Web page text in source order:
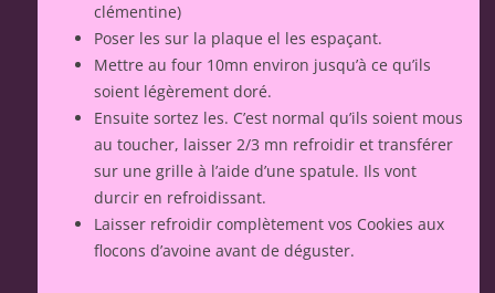
clémentine)
Poser les sur la plaque el les espaçant.
Mettre au four 10mn environ jusqu’à ce qu’ils
soient légèrement doré.
Ensuite sortez les. C’est normal qu’ils soient mous
au toucher, laisser 2/3 mn refroidir et transférer
sur une grille à l’aide d’une spatule. Ils vont
durcir en refroidissant.
Laisser refroidir complètement vos Cookies aux
flocons d’avoine avant de déguster.